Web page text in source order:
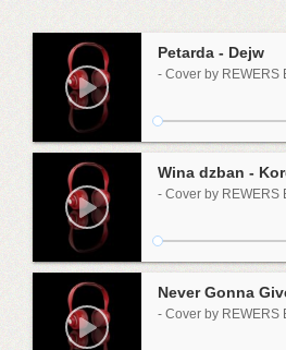
Petarda - Dejw
- Cover by REWERS
Wina dzban -
- Cover by REWERS
- Cover by REWERS